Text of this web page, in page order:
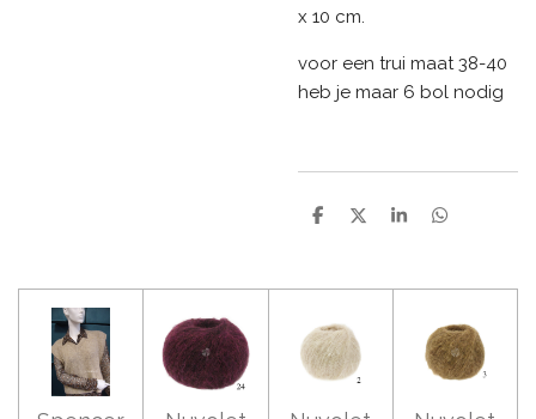
x 10 cm.
voor een trui maat 38-40
heb je maar 6 bol nodig
D
n
D
S
e
D
n